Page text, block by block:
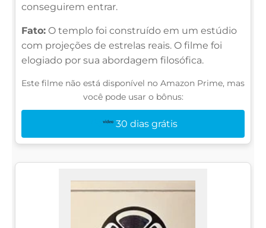
conseguirem entrar.
Fato: O templo foi construído em um estúdio
com projeções de estrelas reais. O filme foi
elogiado por sua abordagem filosófica.
Este filme não está disponível no Amazon Prime, mas
você pode usar o bônus:
30 dias grátis